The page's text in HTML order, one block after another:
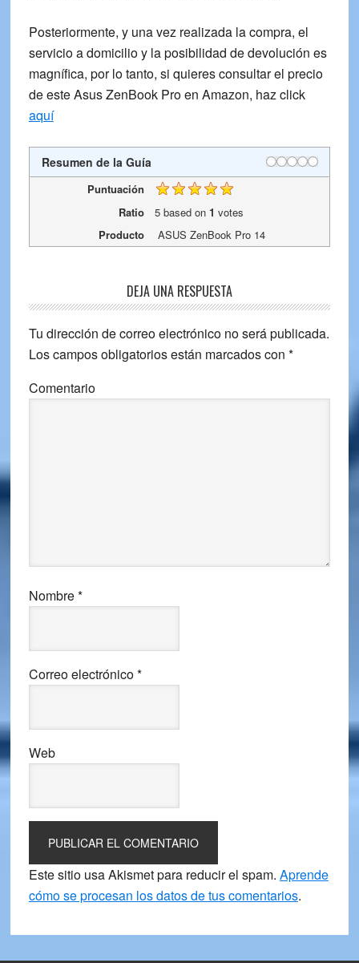
Posteriormente, y una vez realizada la compra, el
servicio a domicilio y la posibilidad de devolución es
magnífica, por lo tanto, si quieres consultar el precio
de este Asus ZenBook Pro en Amazon, haz click
aquí
Resumen de la Guía
Puntuación
Ratio
5 based on1 votes
Producto
ASUS ZenBook Pro 14
Interactions
DEJA UNA RESPUESTA
Tu dirección de correo electrónico no será publicada.
Los campos obligatorios están marcados con *
Comentario
Nombre*
Correo electrónico*
Web
Este sitio usa Akismet para reducir el spam. Aprende
cómo se procesan los datos de tus comentarios.